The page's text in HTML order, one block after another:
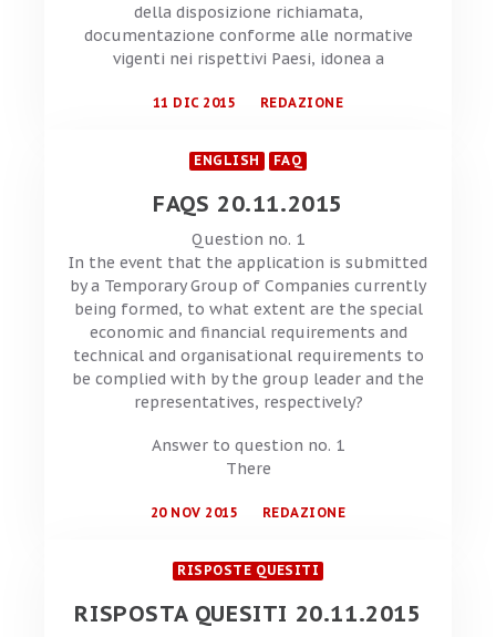
della disposizione richiamata,
documentazione conforme alle normative
vigenti nei rispettivi Paesi, idonea a
11 DIC 2015 REDAZIONE
ENGLISH FAQ
FAQS 20.11.2015
Question no. 1
In the event that the application is submitted
by a Temporary Group of Companies currently
being formed, to what extent are the special
economic and financial requirements and
technical and organisational requirements to
be complied with by the group leader and the
representatives, respectively?
Answer to question no. 1
There
20 NOV 2015 REDAZIONE
RISPOSTE QUESITI
RISPOSTA QUESITI 20.11.2015